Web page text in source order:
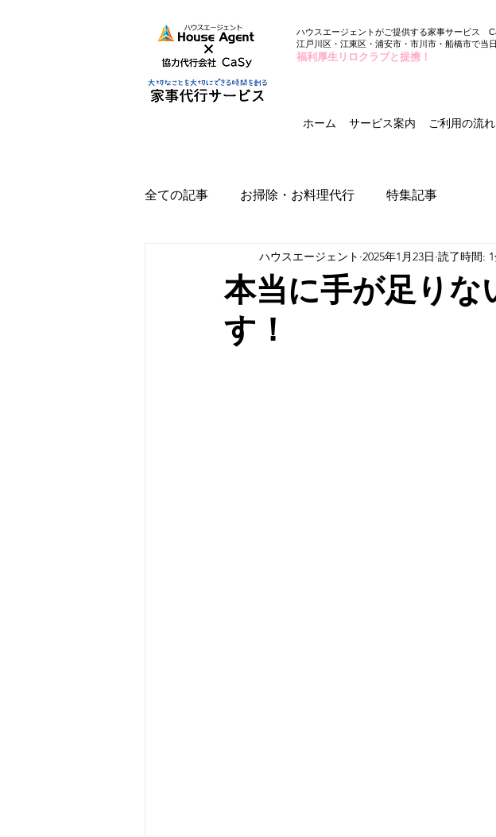
ハウスエージェントがご提供する家事サービス
江戸川区・江東区・浦安市・市川市・船橋市で当
福利厚生リロクラブと提携！
ホーム サービス案内 ご利用の流れ
全ての記事 お掃除・お料理代行 特集記事
本当に手が足りな
す！
ハウスエージェント 2025年1月23日 読了時間: